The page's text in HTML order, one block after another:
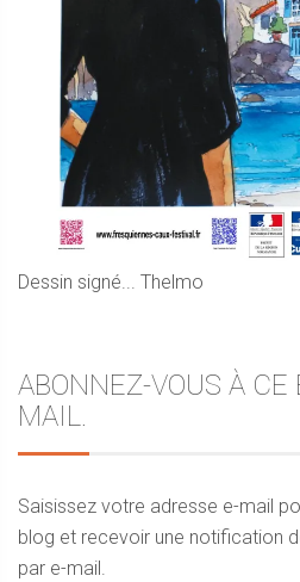
Dessin signé... Thelmo
ABONNEZ-VOUS À CE
MAIL.
Saisissez votre adresse e-mail
blog et recevoir une notification
par e-mail.